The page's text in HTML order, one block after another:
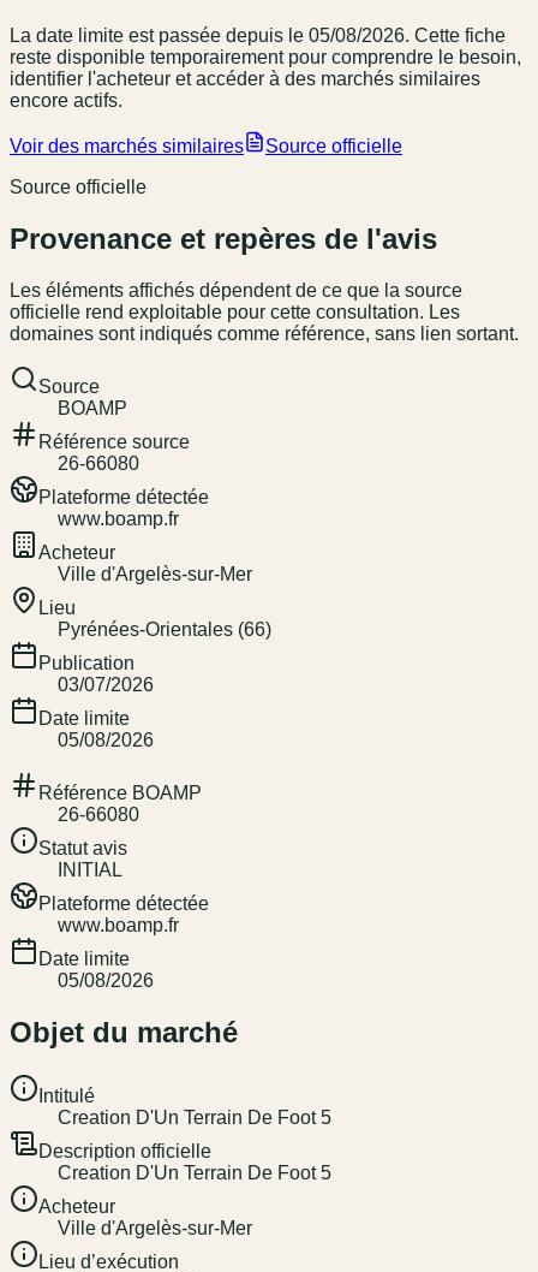
La date limite est passée depuis le 05/08/2026. Cette fiche
reste disponible temporairement pour comprendre le besoin,
identifier l'acheteur et accéder à des marchés similaires
encore actifs.
Voir des marchés similaires
Source officielle
Source officielle
Provenance et repères de l'avis
Les éléments affichés dépendent de ce que la source
officielle rend exploitable pour cette consultation. Les
domaines sont indiqués comme référence, sans lien sortant.
Source
BOAMP
Référence source
26-66080
Plateforme détectée
www.boamp.fr
Acheteur
Ville d'Argelès-sur-Mer
Lieu
Pyrénées-Orientales (66)
Publication
03/07/2026
Date limite
05/08/2026
Référence BOAMP
26-66080
Statut avis
INITIAL
Plateforme détectée
www.boamp.fr
Date limite
05/08/2026
Objet du marché
Intitulé
Creation D'Un Terrain De Foot 5
Description officielle
Creation D'Un Terrain De Foot 5
Acheteur
Ville d'Argelès-sur-Mer
Lieu d’exécution